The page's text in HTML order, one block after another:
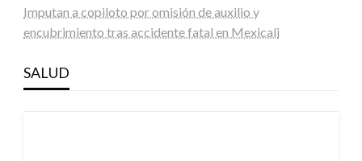
Imputan a copiloto por omisión de auxilio y
encubrimiento tras accidente fatal en Mexicali
SALUD